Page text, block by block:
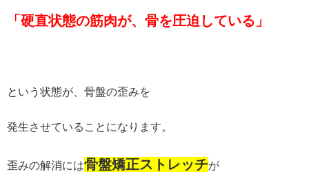
「硬直状態の筋肉が、骨を圧迫している」
という状態が、骨盤の歪みを
発生させていることになります。
歪みの解消には骨盤矯正ストレッチが